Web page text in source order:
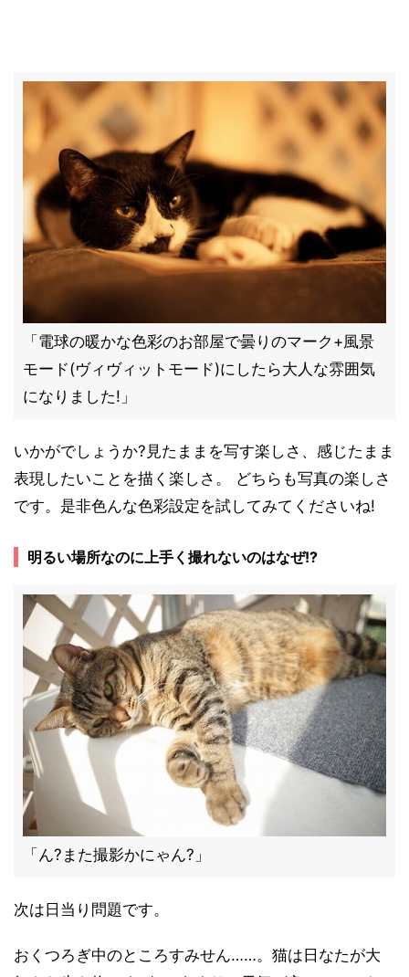
「電球の暖かな色彩のお部屋で曇りのマーク+風景
モード(ヴィヴィットモード)にしたら大人な雰囲気
になりました!」
いかがでしょうか?見たままを写す楽しさ、感じたまま
表現したいことを描く楽しさ。 どちらも写真の楽しさ
です。是非色んな色彩設定を試してみてくださいね!
明るい場所なのに上手く撮れないのはなぜ!?
「ん?また撮影かにゃん?」
次は日当り問題です。
おくつろぎ中のところすみせん……。猫は日なたが大